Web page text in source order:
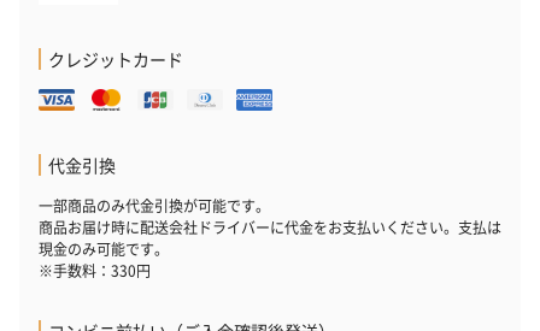
クレジットカード
代金引換
一部商品のみ代金引換が可能です。
商品お届け時に配送会社ドライバーに代金をお支払いください。支払は
現金のみ可能です。
※手数料：330円